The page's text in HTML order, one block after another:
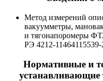
Метод измерений
вакуумметры,
и тягонапоромеры
РЭ 4212-11464115539-
Нормативные и
устанавливающие